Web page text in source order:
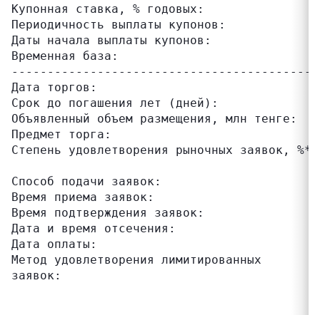
Купонная ставка, % годовых:
Периодичность выплаты купонов:
Даты начала выплаты купонов:
Временная база:
Дата торгов:
Срок до погашения лет (дней):
Объявленный объем размещения, млн
Предмет торга:
Степень удовлетворения рыночных
Способ подачи заявок:
Время приема заявок:
Время подтверждения заявок:
Дата и время отсечения:
Дата оплаты:
Метод удовлетворения лимитированных
заявок: